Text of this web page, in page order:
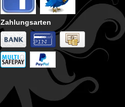
Zahlungsarten